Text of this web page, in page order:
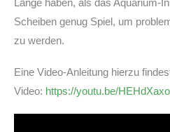
Scheiben genug Spiel, um
zu werden.
Eine Video-Anleitung hierzu
Video: https://youtu.be/